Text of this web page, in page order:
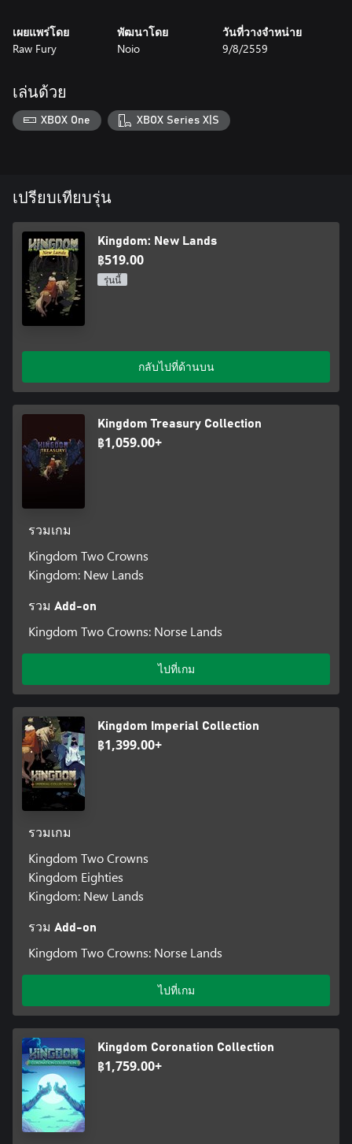
เผยแพร่โดย
Raw Fury
พัฒนาโดย
Noio
วันที่วางจำหน่าย
9/8/2559
เล่นด้วย
XBOX One XBOX Series X|S
เปรียบเทียบรุ่น
Kingdom: New Lands
฿519.00
รุ่นนี้
กลับไปที่ด้านบน
Kingdom Treasury Collection
฿1,059.00+
รวมเกม
Kingdom Two Crowns
Kingdom: New Lands
รวม Add-on
Kingdom Two Crowns: Norse Lands
ไปที่เกม
Kingdom Imperial Collection
฿1,399.00+
รวมเกม
Kingdom Two Crowns
Kingdom Eighties
Kingdom: New Lands
รวม Add-on
Kingdom Two Crowns: Norse Lands
ไปที่เกม
Kingdom Coronation Collection
฿1,759.00+